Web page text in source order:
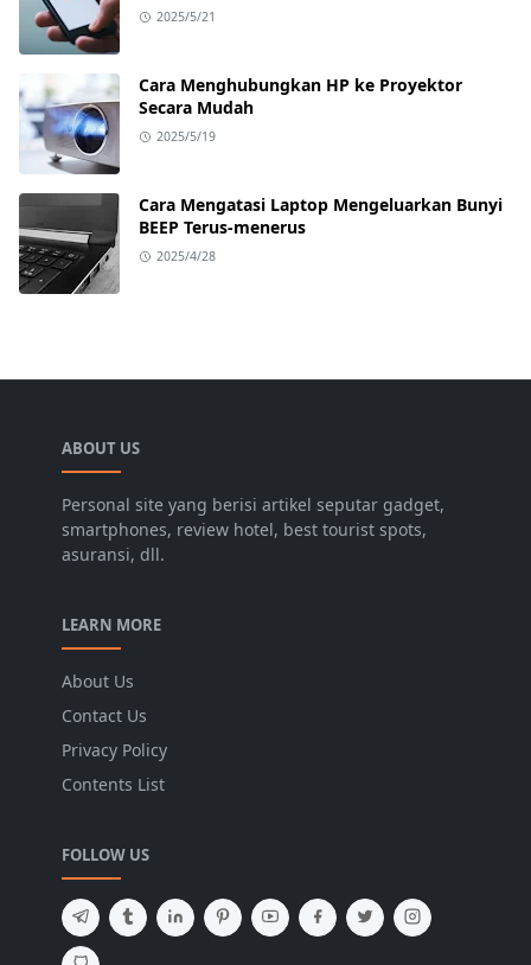
2025/5/21
Cara Menghubungkan HP ke Proyektor
Secara Mudah
2025/5/19
Cara Mengatasi Laptop Mengeluarkan Bunyi
BEEP Terus-menerus
2025/4/28
ABOUT US
Personal site yang berisi artikel seputar gadget,
smartphones, review hotel, best tourist spots,
asuransi, dll.
LEARN MORE
About Us
Contact Us
Privacy Policy
Contents List
FOLLOW US